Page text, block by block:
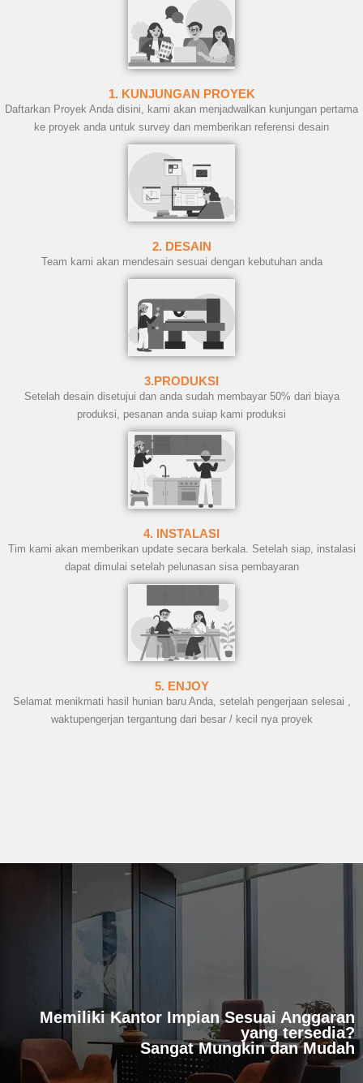
1. KUNJUNGAN PROYEK
Daftarkan Proyek Anda disini, kami akan menjadwalkan kunjungan pertama
ke proyek anda untuk survey dan memberikan referensi desain
2. DESAIN
Team kami akan mendesain sesuai dengan kebutuhan anda
3.PRODUKSI
Setelah desain disetujui dan anda sudah membayar 50% dari biaya
produksi, pesanan anda suiap kami produksi
4. INSTALASI
Tim kami akan memberikan update secara berkala. Setelah siap, instalasi
dapat dimulai setelah pelunasan sisa pembayaran
5. ENJOY
Selamat menikmati hasil hunian baru Anda, setelah pengerjaan selesai ,
waktupengerjan tergantung dari besar / kecil nya proyek
Memiliki Kantor Impian Sesuai Anggaran
yang tersedia?
Sangat Mungkin dan Mudah